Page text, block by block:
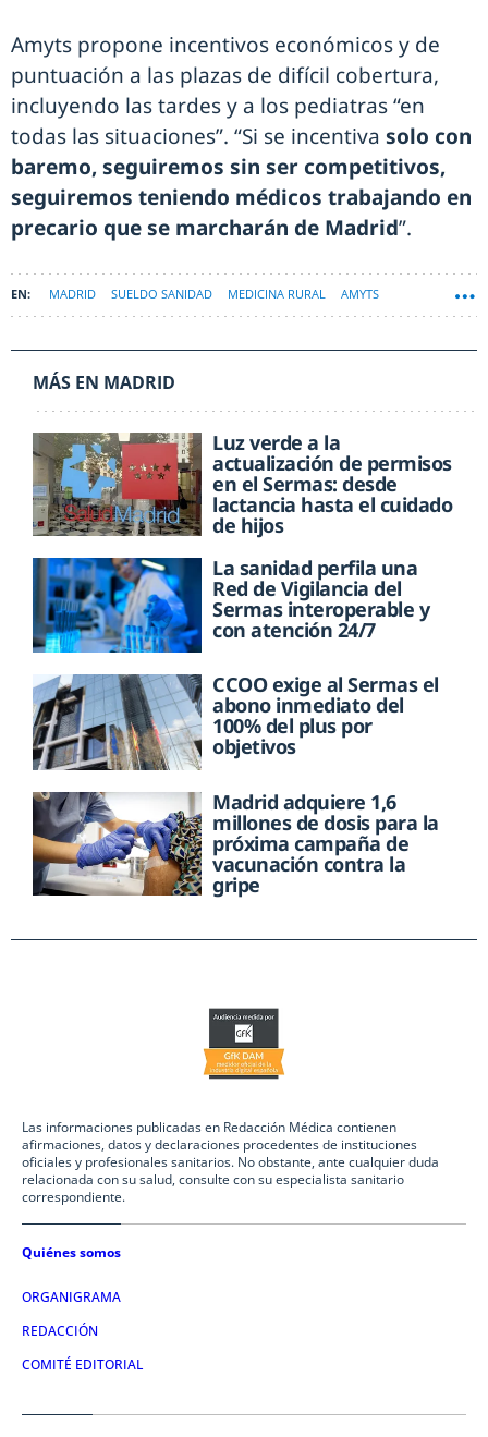
Amyts propone incentivos económicos y de
puntuación a las plazas de difícil cobertura,
incluyendo las tardes y a los pediatras “en
todas las situaciones”. “Si se incentiva solo con
baremo, seguiremos sin ser competitivos,
seguiremos teniendo médicos trabajando en
precario que se marcharán de Madrid”.
MADRID SUELDO SANIDAD MEDICINA RURAL AMYTS
MÁS EN MADRID
Luz verde a la
actualización de permisos
en el Sermas: desde
lactancia hasta el cuidado
de hijos
La sanidad perfila una
Red de Vigilancia del
Sermas interoperable y
con atención 24/7
CCOO exige al Sermas el
abono inmediato del
100% del plus por
objetivos
Madrid adquiere 1,6
millones de dosis para la
próxima campaña de
vacunación contra la
gripe
Las informaciones publicadas en Redacción Médica contienen
afirmaciones, datos y declaraciones procedentes de instituciones
oficiales y profesionales sanitarios. No obstante, ante cualquier duda
relacionada con su salud, consulte con su especialista sanitario
correspondiente.
Quiénes somos
ORGANIGRAMA
REDACCIÓN
COMITÉ EDITORIAL